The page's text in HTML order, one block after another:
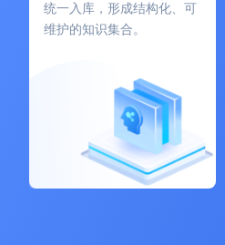
统一入库，形成结构化、可
维护的知识集合。